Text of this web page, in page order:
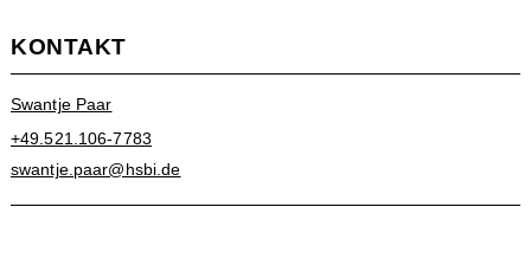
KONTAKT
Swantje Paar
+49.521.106-7783
swantje.paar@hsbi.de